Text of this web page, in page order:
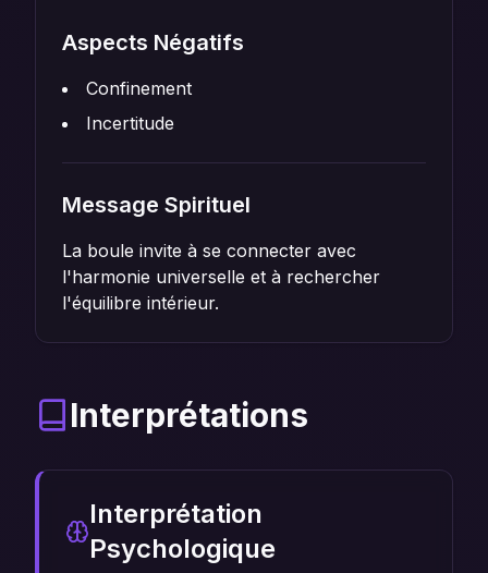
Aspects Négatifs
Confinement
Incertitude
Message Spirituel
La boule invite à se connecter avec
l'harmonie universelle et à rechercher
l'équilibre intérieur.
Interprétations
Interprétation
Psychologique